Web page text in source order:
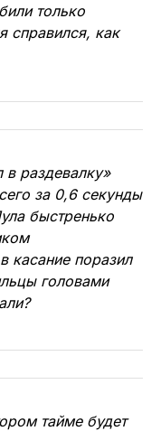
только
справился, как
раздевалку»
за 0,6 секунды
быстренько
касание поразил
головами
тайме будет